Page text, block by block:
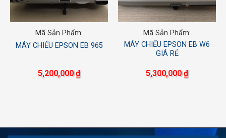
Mã Sản Phẩm:
MÁY CHIẾU EPSON EB 965
5,200,000₫
Mã Sản Phẩm:
MÁY CHIẾU EPSON EB W6
GIÁ RẺ
5,300,000₫